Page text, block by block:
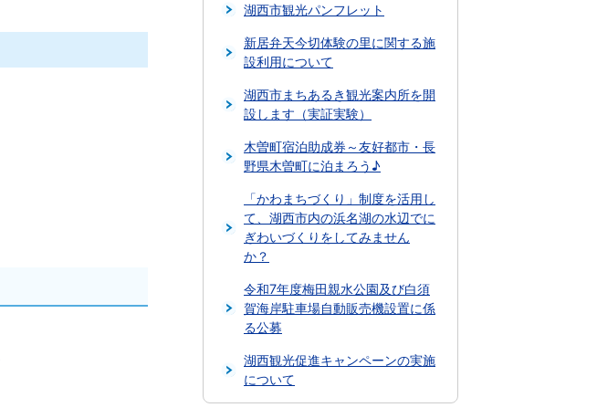
湖西市観光パンフレット
新居弁天今切体験の里に関する施
設利用について
湖西市まちあるき観光案内所を開
設します（実証実験）
木曽町宿泊助成券～友好都市・長
野県木曽町に泊まろう♪
「かわまちづくり」制度を活用し
て、湖西市内の浜名湖の水辺でに
ぎわいづくりをしてみません
か？
令和7年度梅田親水公園及び白須
賀海岸駐車場自動販売機設置に係
る公募
湖西観光促進キャンペーンの実施
について